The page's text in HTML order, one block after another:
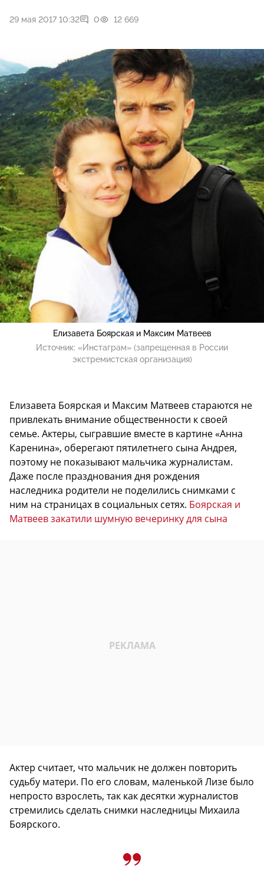
29 мая 2017 10:32 0 12 669
Елизавета Боярская и Максим Матвеев
Источник: «Инстаграм» (запрещенная в России
экстремистская организация)
Елизавета Боярская и Максим Матвеев стараются не
привлекать внимание общественности к своей
семье. Актеры, сыгравшие вместе в картине «Анна
Каренина», оберегают пятилетнего сына Андрея,
поэтому не показывают мальчика журналистам.
Даже после празднования дня рождения
наследника родители не поделились снимками с
ним на страницах в социальных сетях. Боярская и
Матвеев закатили шумную вечеринку для сына
Актер считает, что мальчик не должен повторить
судьбу матери. По его словам, маленькой Лизе было
непросто взрослеть, так как десятки журналистов
стремились сделать снимки наследницы Михаила
Боярского.